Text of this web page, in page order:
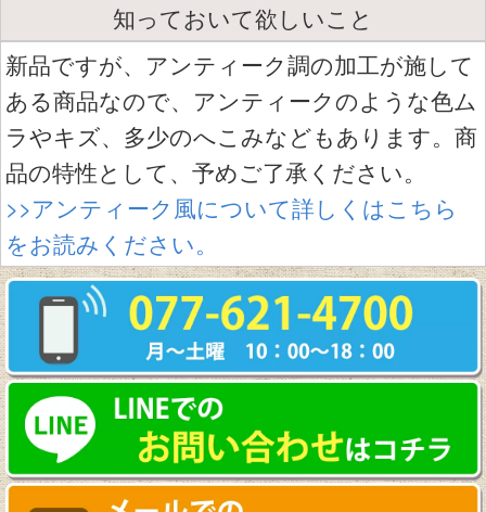
知っておいて欲しいこと
新品ですが、アンティーク調の加工が施して
ある商品なので、アンティークのような色ム
ラやキズ、多少のへこみなどもあります。商
品の特性として、予めご了承ください。
>>アンティーク風について詳しくはこちら
をお読みください。